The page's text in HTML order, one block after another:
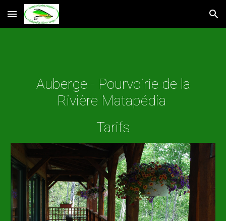
Skip to main content Skip to navigation
Auberge - Pourvoirie de la
Rivière Matapédia
Tarifs